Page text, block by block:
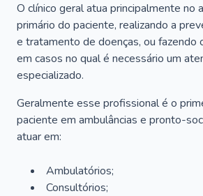
O clínico geral atua principalmente no
primário do paciente, realizando a
e tratamento de doenças, ou fazendo
em casos no qual é necessário um
especializado.
Geralmente esse profissional é o
paciente em ambulâncias e pronto-
atuar em:
Ambulatórios;
Consultórios;